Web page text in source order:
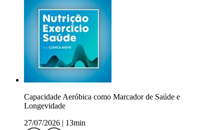
Capacidade Aeróbica como Marcador de Saúde e
Longevidade
27/07/2026 | 13min